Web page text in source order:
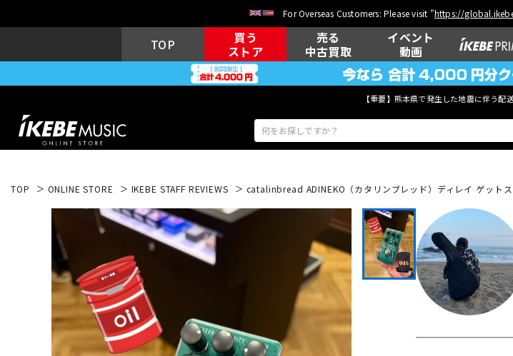
For Overseas Customers: Please visit "https://
TOP
買う
ストア
売る
中古買取
イベント
動画
【重要】熊本県で発生した地震に伴う配
エレキギター アコギ/エレ
アコ ベース
キーボード 電子ピアノ 管楽器
DJ機器 DTM イン納品
TOP ONLINE STORE IKEBE STAFF REVIEWS catalinbread ADINEKO（カタリンブレッド）ディレイ ゲット